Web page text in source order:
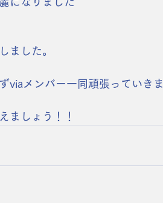
ました。
viaメンバー一同頑張っていき
ましょう！！